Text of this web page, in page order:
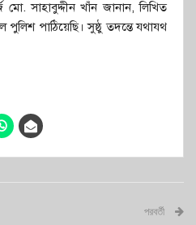
মো. সাহাবুদ্দীন খাঁন জানান, লিখিত
পাঠিয়েছি। সুষ্ঠু তদন্তে যথাযথ
পরবর্তী